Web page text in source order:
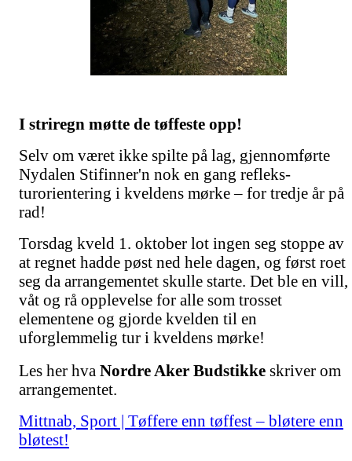
I striregn møtte de tøffeste opp!
Selv om været ikke spilte på lag, gjennomførte
Nydalen Stifinner'n nok en gang refleks-
turorientering i kveldens mørke – for tredje år på
rad!
Torsdag kveld 1. oktober lot ingen seg stoppe av
at regnet hadde pøst ned hele dagen, og først roet
seg da arrangementet skulle starte. Det ble en vill,
våt og rå opplevelse for alle som trosset
elementene og gjorde kvelden til en
uforglemmelig tur i kveldens mørke!
Les her hva Nordre Aker Budstikke skriver om
arrangementet.
Mittnab, Sport | Tøffere enn tøffest – bløtere enn
bløtest!